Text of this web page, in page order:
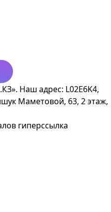
Наш адрес: L02E6K4,
Маметовой, 63, 2 этаж,
гиперссылка